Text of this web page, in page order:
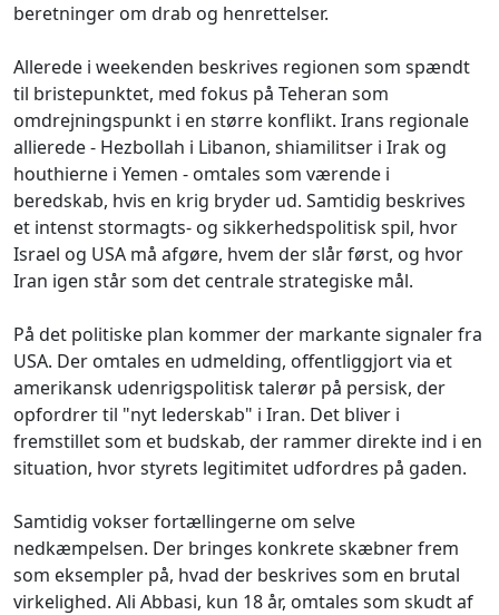
beretninger om drab og henrettelser.
Allerede i weekenden beskrives regionen som spændt
til bristepunktet, med fokus på Teheran som
omdrejningspunkt i en større konflikt. Irans regionale
allierede - Hezbollah i Libanon, shiamilitser i Irak og
houthierne i Yemen - omtales som værende i
beredskab, hvis en krig bryder ud. Samtidig beskrives
et intenst stormagts- og sikkerhedspolitisk spil, hvor
Israel og USA må afgøre, hvem der slår først, og hvor
Iran igen står som det centrale strategiske mål.
På det politiske plan kommer der markante signaler fra
USA. Der omtales en udmelding, offentliggjort via et
amerikansk udenrigspolitisk talerør på persisk, der
opfordrer til "nyt lederskab" i Iran. Det bliver i
fremstillet som et budskab, der rammer direkte ind i en
situation, hvor styrets legitimitet udfordres på gaden.
Samtidig vokser fortællingerne om selve
nedkæmpelsen. Der bringes konkrete skæbner frem
som eksempler på, hvad der beskrives som en brutal
virkelighed. Ali Abbasi, kun 18 år, omtales som skudt af